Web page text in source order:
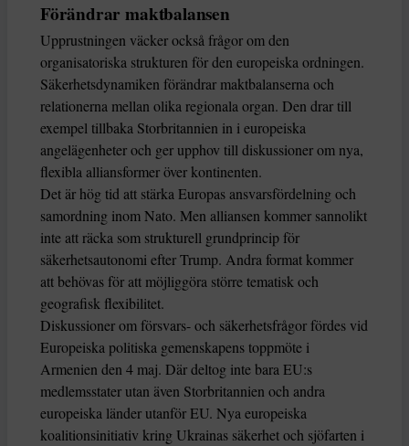
Förändrar maktbalansen
Upprustningen väcker också frågor om den
organisatoriska strukturen för den europeiska ordningen.
Säkerhetsdynamiken förändrar maktbalanserna och
relationerna mellan olika regionala organ. Den drar till
exempel tillbaka Storbritannien in i europeiska
angelägenheter och ger upphov till diskussioner om nya,
flexibla alliansformer över kontinenten.
Det är hög tid att stärka Europas ansvarsfördelning och
samordning inom Nato. Men alliansen kommer sannolikt
inte att räcka som strukturell grundprincip för
säkerhetsautonomi efter Trump. Andra format kommer
att behövas för att möjliggöra större tematisk och
geografisk flexibilitet.
Diskussioner om försvars- och säkerhetsfrågor fördes vid
Europeiska politiska gemenskapens toppmöte i
Armenien den 4 maj. Där deltog inte bara EU:s
medlemsstater utan även Storbritannien och andra
europeiska länder utanför EU. Nya europeiska
koalitionsinitiativ kring Ukrainas säkerhet och sjöfarten i